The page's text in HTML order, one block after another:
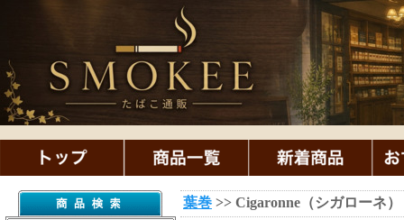
葉巻 >> Cigaronne（シガローネ）